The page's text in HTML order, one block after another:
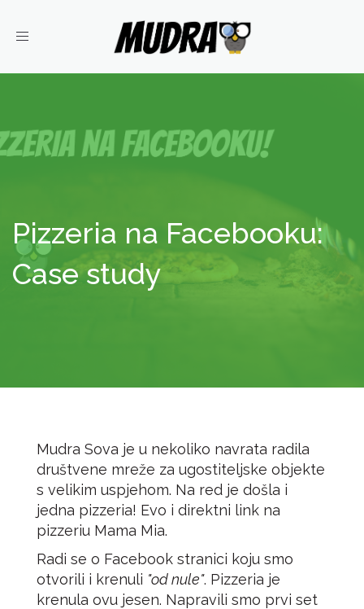
Toggle
Pizzeria na Facebooku:
Case study
Mudra Sova je u nekoliko navrata radila
društvene mreže za ugostiteljske objekte
s velikim uspjehom. Na red je došla i
jedna pizzeria! Evo i direktni link na
pizzeriu Mama Mia.
Radi se o Facebook stranici koju smo
otvorili i krenuli "od nule". Pizzeria je
krenula ovu jesen. Napravili smo prvi set